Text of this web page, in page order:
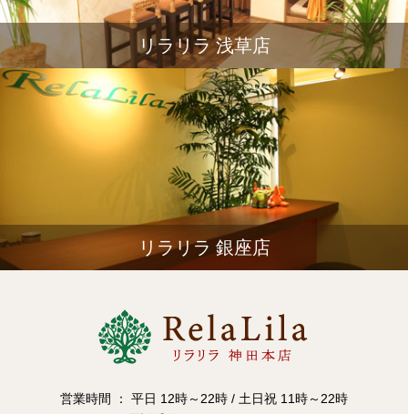
リラリラ 浅草店
リラリラ 銀座店
営業時間 ： 平日 12時～22時 / 土日祝 11時～22時